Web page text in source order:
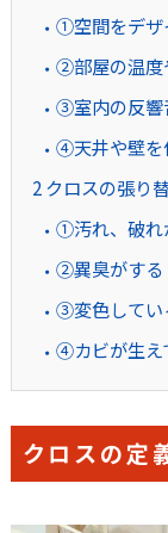
①空間をデザ
②部屋の温度
③室内の反響
④天井や壁を
2クロスの張り
①汚れ、破れ
②異臭がする
③変色してい
④カビが生え
クロスの定